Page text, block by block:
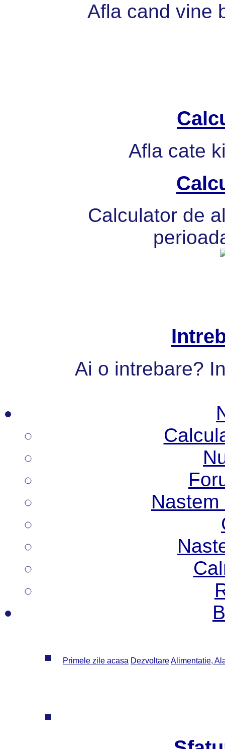
Afla cand vine
Afla cate
Calculator de
Ai o intrebare?
Primele zile acasa DezvoltareAlimentatie,